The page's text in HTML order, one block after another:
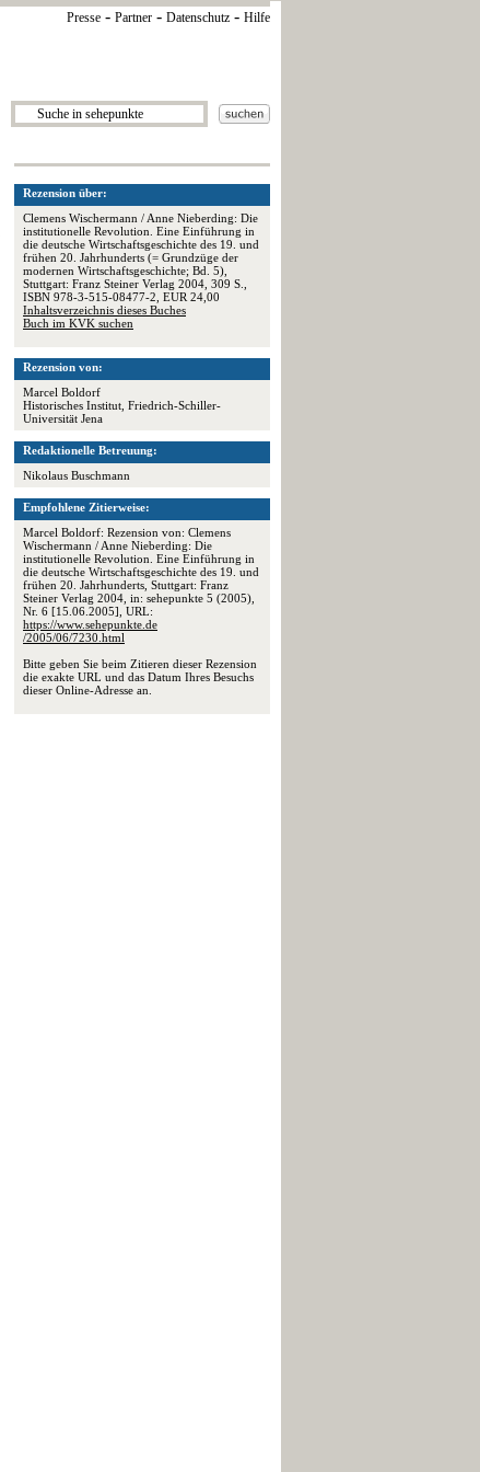
Presse - Partner - Datenschutz - Hilfe
Rezension über:
Clemens Wischermann / Anne Nieberding: Die
institutionelle Revolution. Eine Einführung in
die deutsche Wirtschaftsgeschichte des 19. und
frühen 20. Jahrhunderts (= Grundzüge der
modernen Wirtschaftsgeschichte; Bd. 5),
Stuttgart: Franz Steiner Verlag 2004, 309 S.,
ISBN 978-3-515-08477-2, EUR 24,00
Inhaltsverzeichnis dieses Buches
Buch im KVK suchen
Rezension von:
Marcel Boldorf
Historisches Institut, Friedrich-Schiller-
Universität Jena
Redaktionelle Betreuung:
Nikolaus Buschmann
Empfohlene Zitierweise:
Marcel Boldorf: Rezension von: Clemens
Wischermann / Anne Nieberding: Die
institutionelle Revolution. Eine Einführung in
die deutsche Wirtschaftsgeschichte des 19. und
frühen 20. Jahrhunderts, Stuttgart: Franz
Steiner Verlag 2004, in: sehepunkte 5 (2005),
Nr. 6 [15.06.2005], URL:
https://www.sehepunkte.de
/2005/06/7230.html
Bitte geben Sie beim Zitieren dieser Rezension
die exakte URL und das Datum Ihres Besuchs
dieser Online-Adresse an.